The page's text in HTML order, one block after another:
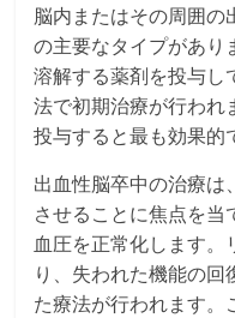
脳内またはその周囲の
の主要なタイプがあり
溶解する薬剤を投与し
法で初期治療が行われ
投与すると最も効果的
出血性脳卒中の治療は
させることに焦点を当
血圧を正常化します
り、失われた機能の
た療法が行われます。